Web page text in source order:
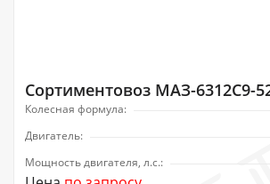
Сортиментовоз МАЗ-6312С9-
Колесная формула:
Двигатель:
Мощность двигателя, л.с.: